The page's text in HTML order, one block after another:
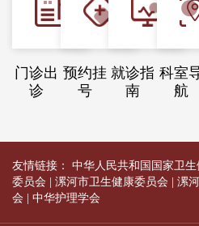
门诊出
诊
预约挂
号
就诊指
南
科室
航
友情链接： 中华人民共和国国家卫
委员会 | 漯河市卫生健康委员会 | 漯
会 | 中华护理学会